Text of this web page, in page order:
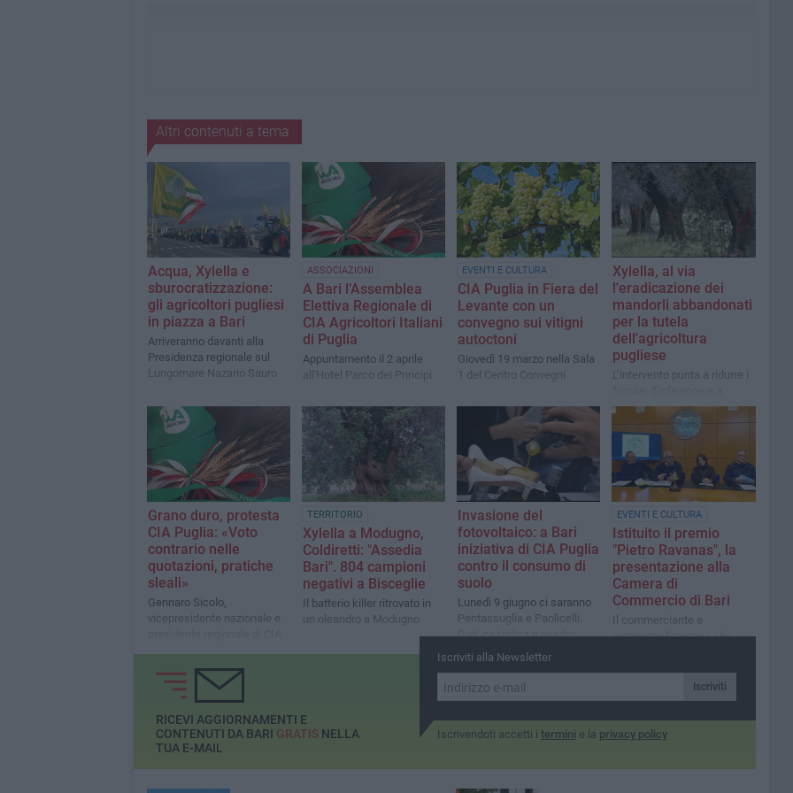
Altri contenuti a tema
Acqua, Xylella e
sburocratizzazione:
gli agricoltori pugliesi
in piazza a Bari
Arriveranno davanti alla
Presidenza regionale sul
Lungomare Nazario Sauro
ASSOCIAZIONI
A Bari l’Assemblea
Elettiva Regionale di
CIA Agricoltori Italiani
di Puglia
Appuntamento il 2 aprile
all'Hotel Parco dei Principi
EVENTI E CULTURA
CIA Puglia in Fiera del
Levante con un
convegno sui vitigni
autoctoni
Giovedì 19 marzo nella Sala
1 del Centro Convegni
Xylella, al via
l'eradicazione dei
mandorli abbandonati
per la tutela
dell'agricoltura
pugliese
L’intervento punta a ridurre i
tutelare il comparto dell’uva
Grano duro, protesta
CIA Puglia: «Voto
contrario nelle
quotazioni, pratiche
sleali»
Gennaro Sicolo,
vicepresidente nazionale e
«Scegliere esclusivamente
pasta realizzata al 100% con
grano italiano»
TERRITORIO
Xylella a Modugno,
Coldiretti: "Assedia
Bari". 804 campioni
negativi a Bisceglie
Il batterio killer ritrovato in
un oleandro a Modugno
Invasione del
fotovoltaico: a Bari
iniziativa di CIA Puglia
contro il consumo di
suolo
Lunedì 9 giugno ci saranno
Pentassuglia e Paolicelli.
Dati, casistica e quadro
normativo di un’invasione
EVENTI E CULTURA
Istituito il premio
"Pietro Ravanas", la
presentazione alla
Camera di
Commercio di Bari
Il commerciante e
agronomo francese che
Iscriviti alla Newsletter
Iscriviti
Iscrivendoti accetti i termini e la privacy policy
RICEVI AGGIORNAMENTI E
CONTENUTI DA BARI GRATISNELLA
TUA E-MAIL